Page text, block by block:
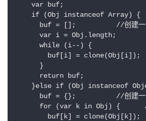
    var buf;
    if (Obj instanceof Array) {
buf = [];          //创建一
      var i = Obj.length;
      while (i--) {
        buf[i] = clone(Obj[i]);
      }
      return buf;
}else if (Obj instanceof
buf = {};          //创建一
for (var k in Obj) {
        buf[k] = clone(Obj[k]);